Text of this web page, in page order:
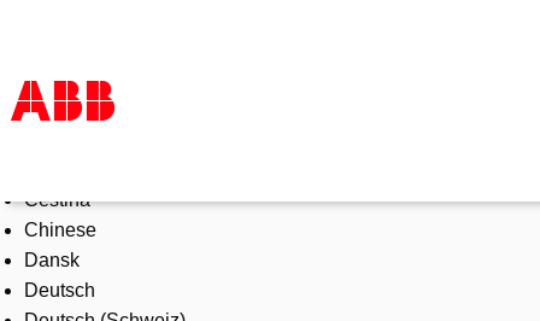
Products & Solutions
Industries
Services
About us
Čeština
Chinese
Dansk
Deutsch